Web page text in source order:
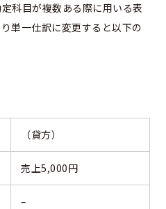
科目が複数ある際に用いる表
単一仕訳に変更すると以下の
（貸方）
売上5,000円
–